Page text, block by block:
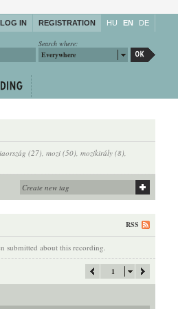
LOG IN REGISTRATION HU EN DE
Search where:
Everywhere
(27), mozi (50), mozikirály (8),
RSS
submitted about this recording.
1